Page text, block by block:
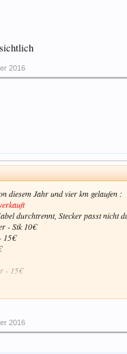
2016
diesem Jahr und vier km gelaufen :
durchtrennt, Stecker passt nicht
- Stk 10€
15€
- 15€
2016